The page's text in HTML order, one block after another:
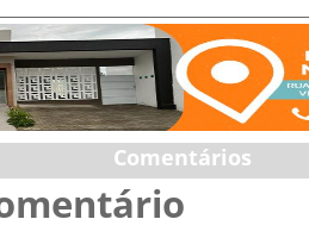
Comentários